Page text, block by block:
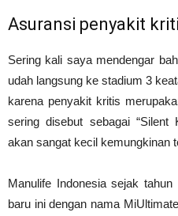
Asuransi penyakit
Sering kali saya mendengar
udah langsung ke stadium 3
karena penyakit kritis
sering disebut sebagai “Silent
akan sangat kecil kemungkinan
Manulife Indonesia sejak
baru ini dengan nama